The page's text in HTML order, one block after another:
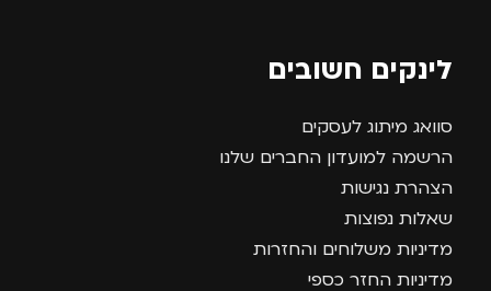
לינקים חשובים
סוואג מיתוג לעסקים
הרשמה למועדון החברים שלנו
הצהרת נגישות
שאלות נפוצות
מדיניות משלוחים והחזרות
מדיניות החזר כספי